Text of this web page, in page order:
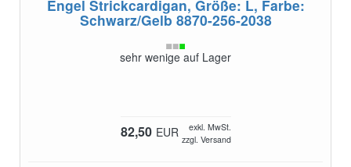
Engel Strickcardigan, Größe: L, Farbe:
Schwarz/Gelb 8870-256-2038
sehr wenige auf Lager
82,50 EUR
exkl. MwSt.
zzgl. Versand